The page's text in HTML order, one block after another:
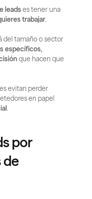
leads es tener una
trabajar.
del tamaño o sector
específicos,
que hacen que
evitan perder
en papel
.
por
de